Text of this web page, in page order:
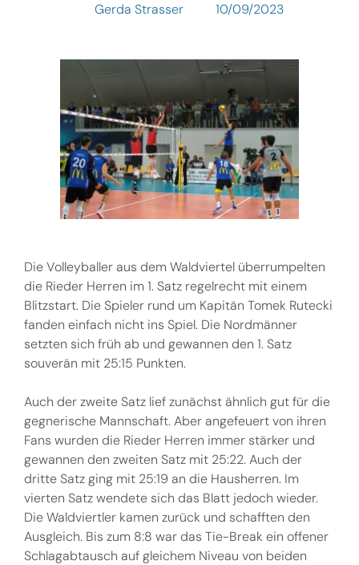
Gerda Strasser 10/09/2023
Die Volleyballer aus dem Waldviertel überrumpelten
die Rieder Herren im 1. Satz regelrecht mit einem
Blitzstart. Die Spieler rund um Kapitän Tomek Rutecki
fanden einfach nicht ins Spiel. Die Nordmänner
setzten sich früh ab und gewannen den 1. Satz
souverän mit 25:15 Punkten.
Auch der zweite Satz lief zunächst ähnlich gut für die
gegnerische Mannschaft. Aber angefeuert von ihren
Fans wurden die Rieder Herren immer stärker und
gewannen den zweiten Satz mit 25:22. Auch der
dritte Satz ging mit 25:19 an die Hausherren. Im
vierten Satz wendete sich das Blatt jedoch wieder.
Die Waldviertler kamen zurück und schafften den
Ausgleich. Bis zum 8:8 war das Tie-Break ein offener
Schlagabtausch auf gleichem Niveau von beiden